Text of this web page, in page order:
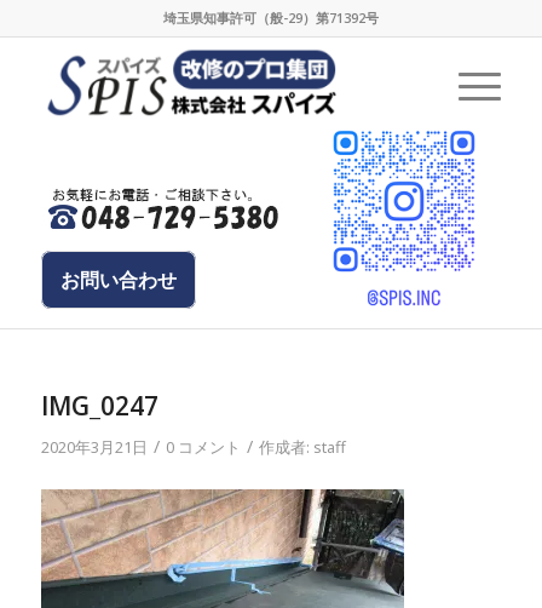
埼玉県知事許可（般-29）第71392号
お問い合わせ
IMG_0247
2020年3月21日 / 0 コメント / 作成者: staff